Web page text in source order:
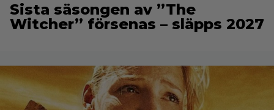
Sista säsongen av ”The
Witcher” försenas – släpps 2027